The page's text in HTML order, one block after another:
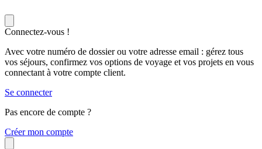
Connectez-vous !
Avec votre numéro de dossier ou votre adresse email : gérez tous
vos séjours, confirmez vos options de voyage et vos projets en vous
connectant à votre compte client.
Se connecter
Pas encore de compte ?
Créer mon compte